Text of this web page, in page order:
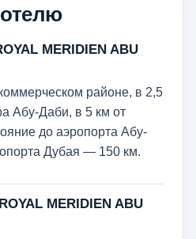
MERIDIEN ABU
районе, в 2,5
Абу-Даби, в 5 км от
до аэропорта Абу-
Дубая — 150 км.
MERIDIEN ABU